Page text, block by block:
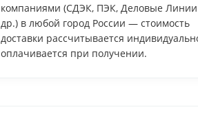
компаниями (СДЭК, ПЭК, Деловые
др.) в любой город России — стоимость
доставки рассчитывается
оплачивается при получении.